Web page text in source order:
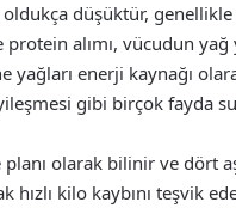
düşüktür,
alımı, vücudun yağ
enerji kaynağı
gibi birçok fayda
olarak bilinir ve dört
hızlı kilo kaybını teşvik